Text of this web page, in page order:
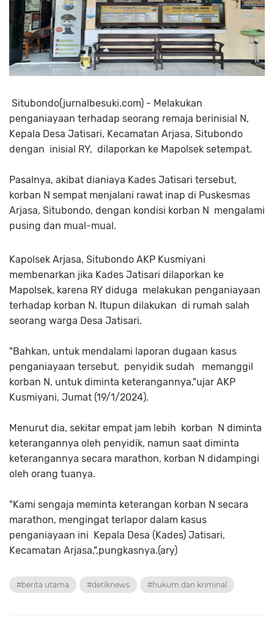
Situbondo(jurnalbesuki.com) - Melakukan
penganiayaan terhadap seorang remaja berinisial N,
Kepala Desa Jatisari, Kecamatan Arjasa, Situbondo
dengan inisial RY, dilaporkan ke Mapolsek setempat.
Pasalnya, akibat dianiaya Kades Jatisari tersebut,
korban N sempat menjalani rawat inap di Puskesmas
Arjasa, Situbondo, dengan kondisi korban N mengalami
pusing dan mual-mual.
Kapolsek Arjasa, Situbondo AKP Kusmiyani
membenarkan jika Kades Jatisari dilaporkan ke
Mapolsek, karena RY diduga melakukan penganiayaan
terhadap korban N. Itupun dilakukan di rumah salah
seorang warga Desa Jatisari.
"Bahkan, untuk mendalami laporan dugaan kasus
penganiayaan tersebut, penyidik sudah memanggil
korban N, untuk diminta keterangannya,"ujar AKP
Kusmiyani, Jumat (19/1/2024).
Menurut dia, sekitar empat jam lebih korban N diminta
keterangannya oleh penyidik, namun saat diminta
keterangannya secara marathon, korban N didampingi
oleh orang tuanya.
"Kami sengaja meminta keterangan korban N secara
marathon, mengingat terlapor dalam kasus
penganiayaan ini Kepala Desa (Kades) Jatisari,
Kecamatan Arjasa,",pungkasnya.(ary)
#berita utama #detiknews #hukum dan kriminal